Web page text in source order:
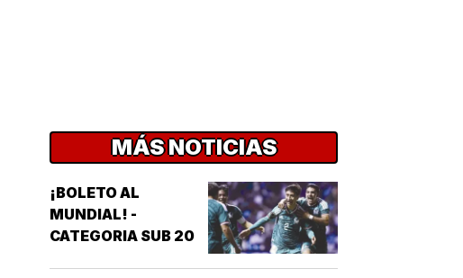
MÁS NOTICIAS
¡BOLETO AL
MUNDIAL! -
CATEGORIA SUB 20